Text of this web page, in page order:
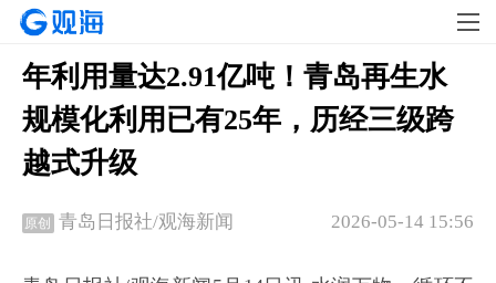
年利用量达2.91亿吨！青岛再生水
规模化利用已有25年，历经三级跨
越式升级
原创 2026-05-14 15:56
青岛日报社/观海新闻